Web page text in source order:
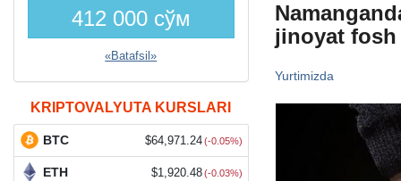
412 000 сўм
«Batafsil»
KRIPTOVALYUTA KURSLARI
BTC $64,971.24 (-0.05%)
ETH $1,920.48 (-0.03%)
jinoyat fosh
Yurtimizda